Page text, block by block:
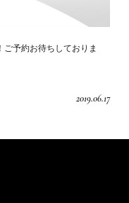
予約お待ちしておりま
2019.06.17